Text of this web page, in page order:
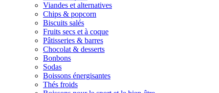
Viandes et alternatives
Chips & popcorn
Biscuits salés
Fruits secs et à coque
Pâtisseries & barres
Chocolat & desserts
Bonbons
Sodas
Boissons énergisantes
Thés froids